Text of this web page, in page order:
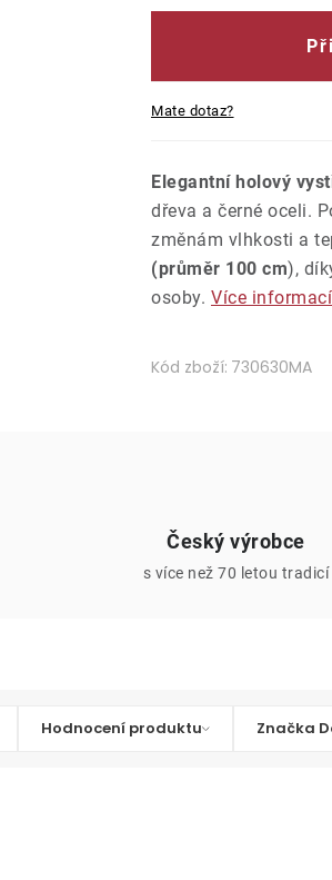
Měrná cena:
Mate dotaz?
Elegantní holový
dřeva a černé oceli.
změnám vlhkosti a
(průměr 100 cm),
osoby. Více informací
Kód zboží: 730630MA
Český výrobce
s více než 70 letou tradicí
Hodnocení produktu Značka